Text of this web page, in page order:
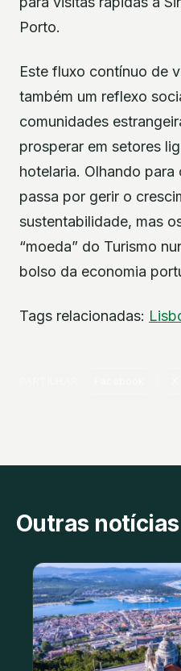
Porto.
Este fluxo contínuo de
também um reflexo
comunidades
prosperar em setores
hotelaria. Olhando
passa por gerir o
sustentabilidade, mas
“moeda” do Turismo
bolso da economia
Tags relacionadas:
Outras notícias